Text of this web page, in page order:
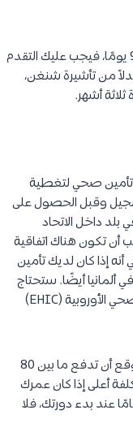
إذا كنت تخطط للدراسة في ألمانيا لأكثر من 90 يومًا، فيجب عليك التقدم
من تأشيرة شنغن،
أشهر.
تأمين صحي لتغطية
وقبل الحصول على
داخل الاتحاد
أن تكون هناك اتفاقية
أنه إذا كان لديك تأمين
أيضًا. ستحتاج
بشكل عام إلى الحصول على بطاقة التأمين الصحي الأوروبية (EHIC)
إذا كان تأمينك الصحي غير صالح في ألمانيا، فتوقع أن تدفع ما بين 80
أعلى إذا كان عمرك
30 عامًا، وإذا كان عمرك يزيد عن 29 عامًا عند بدء دورتك، فلا